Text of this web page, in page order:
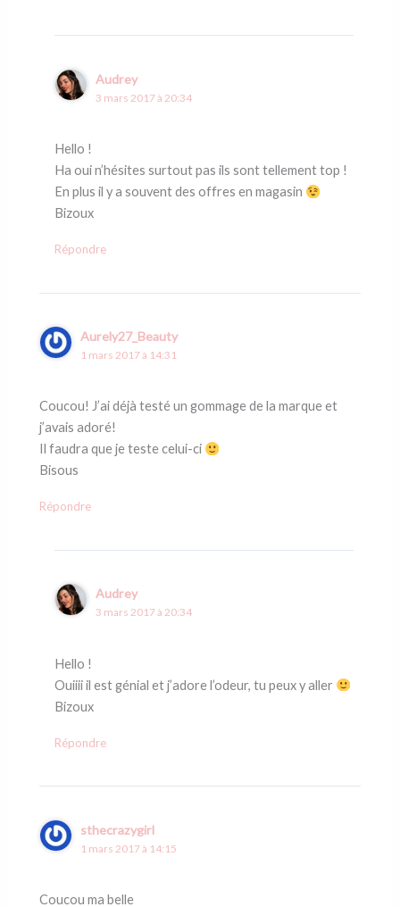
Audrey
3 mars 2017 à 20:34
Hello !
Ha oui n’hésites surtout pas ils sont tellement top !
En plus il y a souvent des offres en magasin
Bizoux
Répondre
Aurely27_Beauty
1 mars 2017 à 14:31
Coucou! J’ai déjà testé un gommage de la marque et
j’avais adoré!
Il faudra que je teste celui-ci
Bisous
Répondre
Audrey
3 mars 2017 à 20:34
Hello !
Ouiiii il est génial et j’adore l’odeur, tu peux y aller
Bizoux
Répondre
sthecrazygirl
1 mars 2017 à 14:15
Coucou ma belle